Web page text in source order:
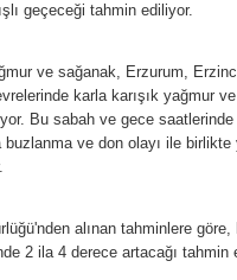
geçeceği tahmin ediliyor.
ve sağanak, Erzurum,
karla karışık yağmur
Bu sabah ve gece saatlerinde
buzlanma ve don olayı ile
alınan tahminlere göre,
2 ila 4 derece artacağı tahmin